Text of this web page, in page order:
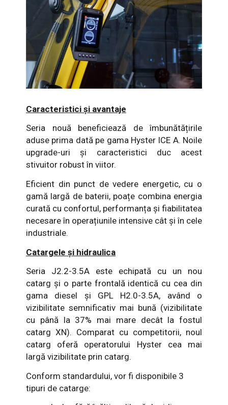
Caracteristici și avantaje
Seria nouă beneficiează de îmbunătățirile
aduse prima dată pe gama Hyster ICE A. Noile
upgrade-uri și caracteristici duc acest
stivuitor robust în viitor.
Eficient din punct de vedere energetic, cu o
gamă largă de baterii, poațe combina energia
curată cu confortul, performanța și fiabilitatea
necesare în operațiunile intensive cât şi în cele
industriale.
Catargele și hidraulica
Seria J2.2-3.5A este echipată cu un nou
catarg și o parte frontală identică cu cea din
gama diesel şi GPL H2.0-3.5A, având o
vizibilitate semnificativ mai bună (vizibilitate
cu până la 37% mai mare decât la fostul
catarg XN). Comparat cu competitorii, noul
catarg oferă operatorului Hyster cea mai
largă vizibilitate prin catarg.
Conform standardului, vor fi disponibile 3
tipuri de catarge: